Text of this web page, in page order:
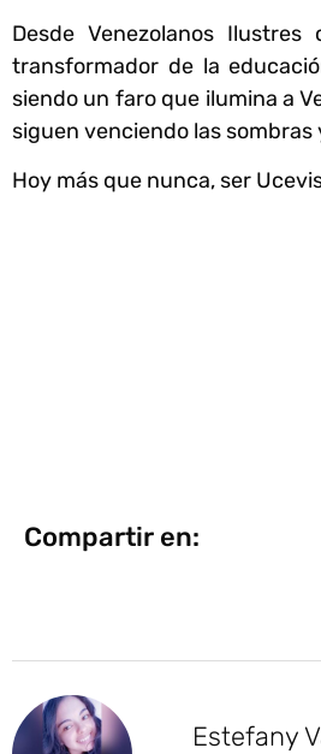
Desde Venezolanos
transformador de la
siendo un faro que ilumina a
siguen venciendo las
Hoy más que nunca, ser
Compartir en:
Estefany